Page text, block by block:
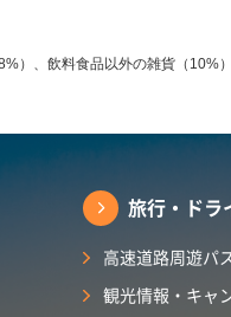
）、飲料食品以外の雑貨（10%
旅行・ドラ
高速道路周遊パ
観光情報・キャ